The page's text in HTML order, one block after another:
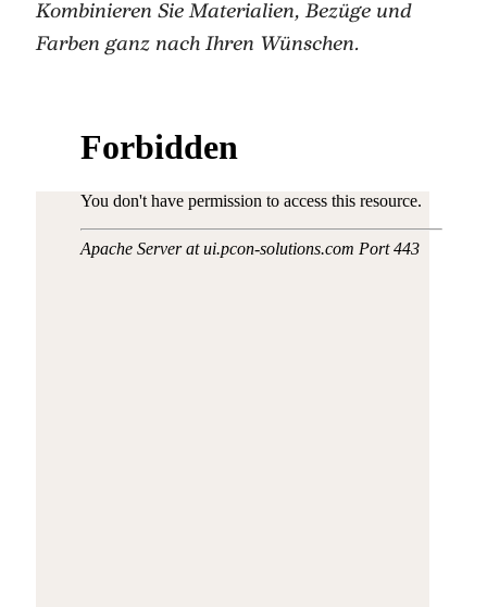
Kombinieren Sie Materialien, Bezüge und
Farben ganz nach Ihren Wünschen.